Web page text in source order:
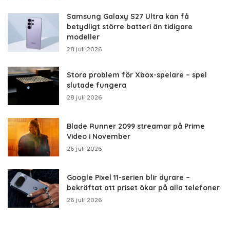
Samsung Galaxy S27 Ultra kan få
betydligt större batteri än tidigare
modeller
28 juli 2026
Stora problem för Xbox-spelare – spel
slutade fungera
28 juli 2026
Blade Runner 2099 streamar på Prime
Video i November
26 juli 2026
Google Pixel 11-serien blir dyrare –
bekräftat att priset ökar på alla telefoner
26 juli 2026